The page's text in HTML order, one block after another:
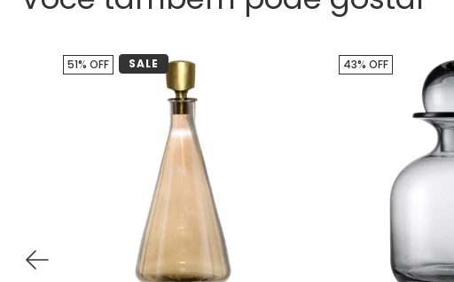
51% OFF SALE 43% OFF